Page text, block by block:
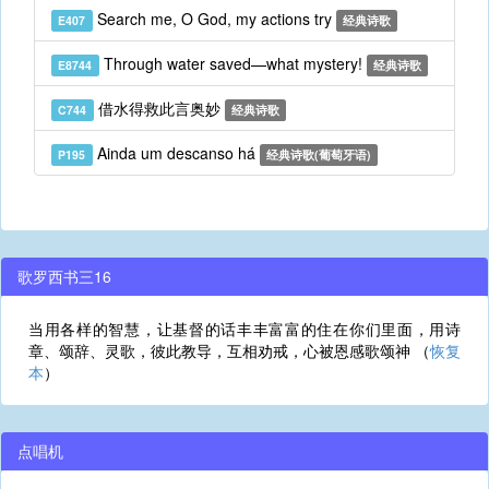
E407 Search me, O God, my actions try 经典诗歌
E8744 Through water saved—what mystery! 经典诗歌
C744 借水得救此言奥妙 经典诗歌
P195 Ainda um descanso há 经典诗歌(葡萄牙语)
歌罗西书三16
当用各样的智慧，让基督的话丰丰富富的住在你们里面，用诗
章、颂辞、灵歌，彼此教导，互相劝戒，心被恩感歌颂神 （恢复
本）
点唱机